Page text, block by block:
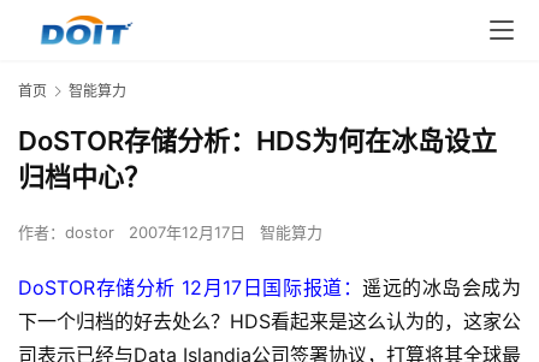
首页 智能算力
DoSTOR存储分析：HDS为何在冰岛设立
归档中心？
作者： dostor 2007年12月17日 智能算力
DoSTOR存储分析 12月17日国际报道：遥远的冰岛会成为
下一个归档的好去处么？HDS看起来是这么认为的，这家公
司表示已经与Data Islandia公司签署协议，打算将其全球最